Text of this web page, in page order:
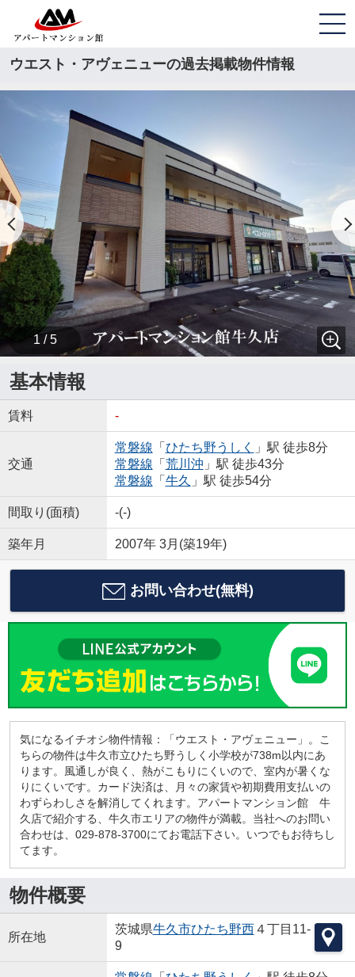
ウエスト・アヴェニューの過去掲載物件情報
1 / 5
基本情報
賃料 -
交通
常磐線 「 ひたち野うしく
」駅 徒歩8分
常磐線 「 荒川沖 」駅 徒歩43分
常磐線 「 牛久 」駅 徒歩54分
間取り(面積) -(-)
築年月 2007年 3月(築19年)
お問い合わせ(無料)
気になるイチオシ物件情報：「ウエスト・アヴェニュー」。こ
ちらの物件は牛久市立ひたち野うしく小学校が738m以内にあ
ります。風通しが良く、熱がこもりにくいので、室内が暑くな
りにくいです。カード決済は、月々の家賃や初期費用支払いの
わずらわしさを解消してくれます。アパートマンション館 牛
久店で紹介する、牛久市エリアの物件が満載。当社へのお問い
合わせは、029-878-3700にてお電話下さい。いつでもお待ちし
てます。
物件概要
所在地
茨城県牛久市ひたち野西４丁目11-
9